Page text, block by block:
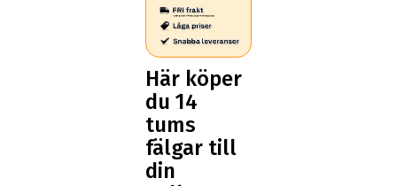
Här köper
du 14
tums
fälgar till
din